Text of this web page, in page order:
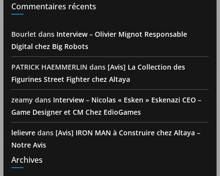
Commentaires récents
Bourlet dans Interview – Olivier Mignot Responsable
Digital chez Big Robots
PATRICK HAEMMERLIN dans [Avis] La Collection des
Figurines Street Fighter chez Altaya
zeamydans Interview – Nicolas « Esken » Eskenazi CEO –
Game Designer et CM Chez EdioGames
lelievredans [Avis] IRON MAN à Construire chez Altaya –
Notre Avis
Archives